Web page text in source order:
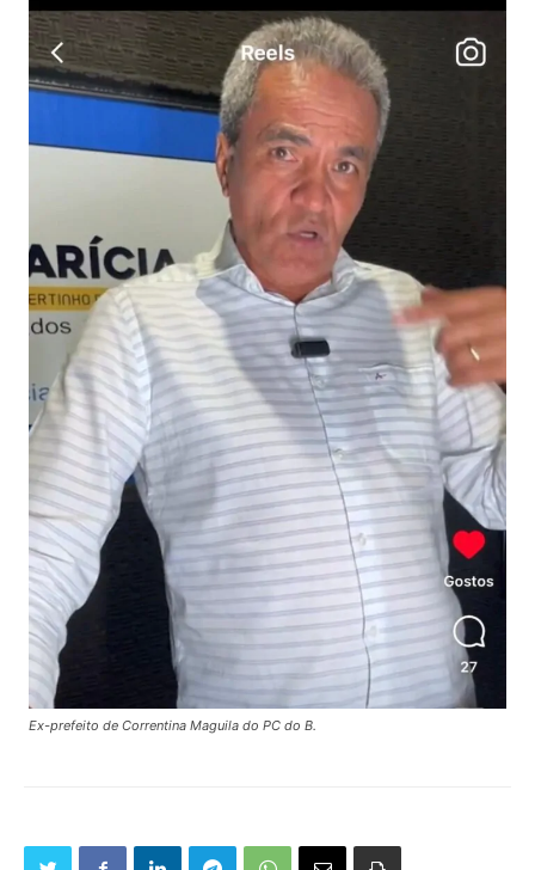
Ex-prefeito de Correntina Maguila do PC do B.